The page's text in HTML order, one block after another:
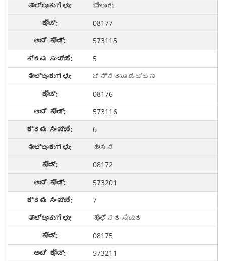
ಬೇಲೂರು
08177
573115
5
ಚನ್ನರಾಯಪಟ್ಟಣ
08176
573116
6
ಹಾಸನ
08172
573201
7
ಹೊಳೆನರಸೀಪುರ
08175
573211